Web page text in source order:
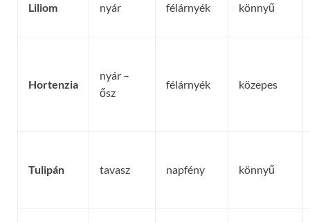
Liliom nyár félárnyék könnyű
Hortenzia
nyár –
ősz
félárnyék közepes
Tulipán tavasz napfény könnyű